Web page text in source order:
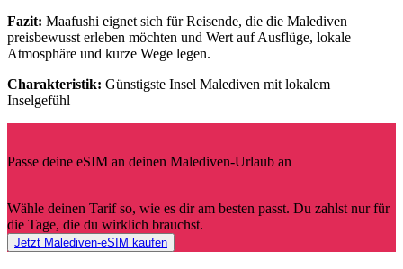
Fazit: Maafushi eignet sich für Reisende, die die Malediven
preisbewusst erleben möchten und Wert auf Ausflüge, lokale
Atmosphäre und kurze Wege legen.
Charakteristik: Günstigste Insel Malediven mit lokalem
Inselgefühl
Passe deine eSIM an deinen Malediven-Urlaub an
Wähle deinen Tarif so, wie es dir am besten passt. Du zahlst nur für
die Tage, die du wirklich brauchst.
Jetzt Malediven-eSIM kaufen